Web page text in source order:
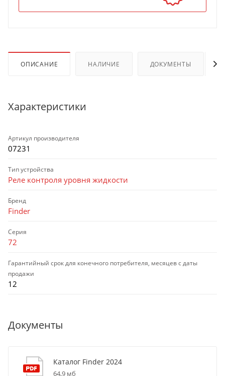
ОПИСАНИЕ НАЛИЧИЕ ДОКУМЕНТЫ
Характеристики
Артикул производителя
07231
Тип устройства
Реле контроля уровня жидкости
Бренд
Finder
Серия
72
Гарантийный срок для конечного потребителя, месяцев с даты
продажи
12
Документы
Каталог Finder 2024
64,9 мб